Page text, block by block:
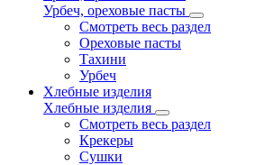
Урбеч, ореховые пасты
Смотреть весь раздел
Ореховые пасты
Тахини
Урбеч
Хлебные изделия
Хлебные изделия
Смотреть весь раздел
Крекеры
Сушки